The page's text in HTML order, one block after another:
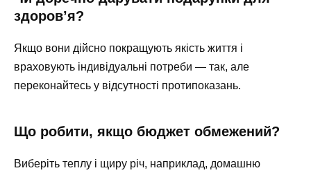
здоров’я?
Якщо вони дійсно покращують якість життя і
враховують індивідуальні потреби — так, але
переконайтесь у відсутності протипоказань.
Що робити, якщо бюджет обмежений?
Виберіть теплу і щиру річ, наприклад, домашню